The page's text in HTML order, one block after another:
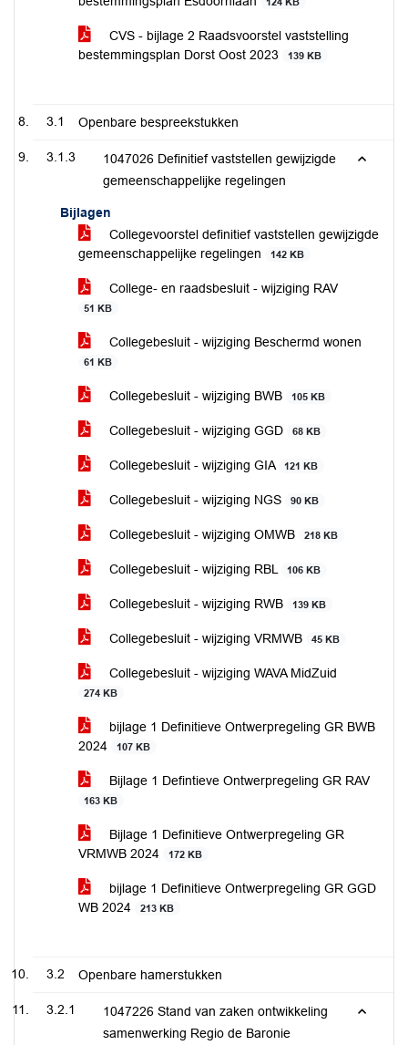
CVS - bijlage 2 Raadsvoorstel vaststelling
bestemmingsplan Dorst Oost 2023
139 KB
3.1 Openbare bespreekstukken
3.1.3
1047026 Definitief vaststellen gewijzigde
gemeenschappelijke regelingen
Bijlagen
Collegevoorstel definitief vaststellen gewijzigde
gemeenschappelijke regelingen
142 KB
College- en raadsbesluit - wijziging RAV
51 KB
Collegebesluit - wijziging Beschermd wonen
61 KB
Collegebesluit - wijziging BWB 105 KB
Collegebesluit - wijziging GGD 68 KB
Collegebesluit - wijziging GIA 121 KB
Collegebesluit - wijziging NGS 90 KB
Collegebesluit - wijziging OMWB 218 KB
Collegebesluit - wijziging RBL 106 KB
Collegebesluit - wijziging RWB 139 KB
Collegebesluit - wijziging VRMWB 45 KB
Collegebesluit - wijziging WAVA MidZuid
274 KB
bijlage 1 Definitieve Ontwerpregeling GR BWB
2024
107 KB
Bijlage 1 Defintieve Ontwerpregeling GR RAV
163 KB
Bijlage 1 Definitieve Ontwerpregeling GR
VRMWB 2024
172 KB
bijlage 1 Definitieve Ontwerpregeling GR GGD
WB 2024
213 KB
3.2 Openbare hamerstukken
3.2.1
1047226 Stand van zaken ontwikkeling
samenwerking Regio de Baronie